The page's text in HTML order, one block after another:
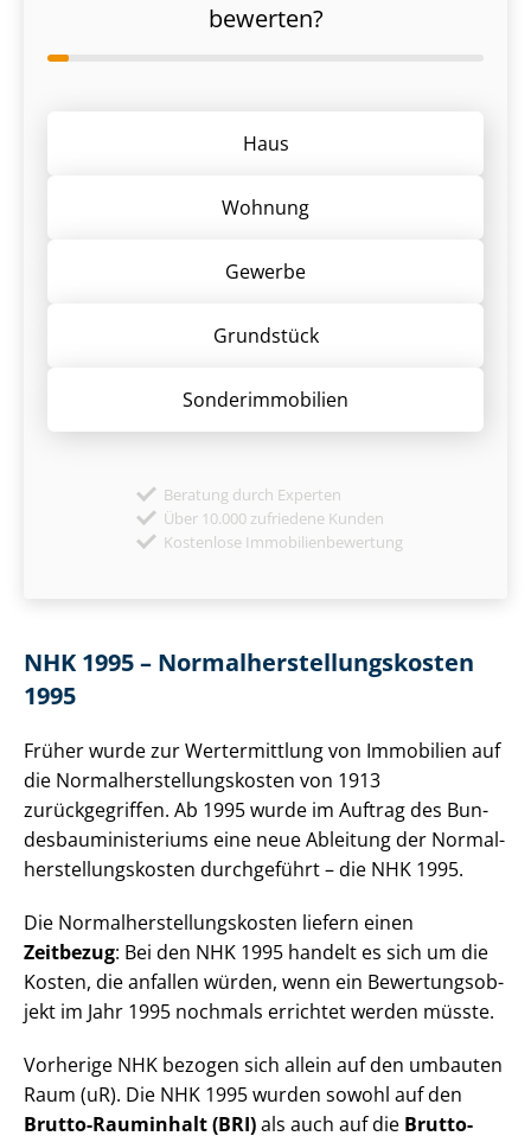
bewerten?
Haus
Wohnung
Gewerbe
Grund­stück
Sonder­immobilien
Beratung durch Experten
Über 10.000 zufriedene Kunden
Kostenlose Immobilienbewertung
NHK 1995 – Nor­mal­her­stel­lungs­kos­ten
1995
Früher wurde zur Wertermittlung von Immobilien auf
die Nor­mal­her­stel­lungs­kos­ten von 1913
zurückgegriffen. Ab 1995 wurde im Auftrag des Bun­
des­bau­mi­nis­te­ri­ums eine neue Ableitung der Nor­mal­
her­stel­lungs­kos­ten durchgeführt – die NHK 1995.
Die Nor­mal­her­stel­lungs­kos­ten liefern einen
Zeitbezug: Bei den NHK 1995 handelt es sich um die
Kosten, die anfallen würden, wenn ein Be­wer­tungs­ob­
jekt im Jahr 1995 nochmals errichtet werden müsste.
Vorherige NHK bezogen sich allein auf den umbauten
Raum (uR). Die NHK 1995 wurden sowohl auf den
Brutto-Rauminhalt (BRI)als auch auf die Brut­to­